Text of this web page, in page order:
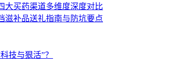
大买药渠道多维度深度对比
滋补品送礼指南与防坑要点
技与狠活”？